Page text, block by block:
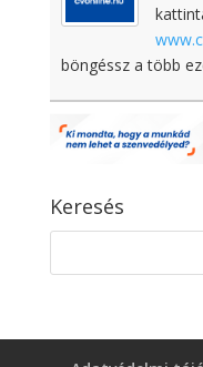
böngéssz a több
Keresés